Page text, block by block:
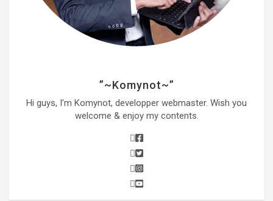
”~Komynot~”
Hi guys, I’m Komynot, developper webmaster. Wish you
welcome & enjoy my contents.